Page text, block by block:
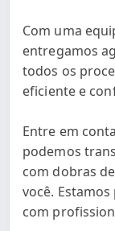
Com uma
entregamos
todos os
eficiente e
Entre em
podemos
com dobras
você.
com